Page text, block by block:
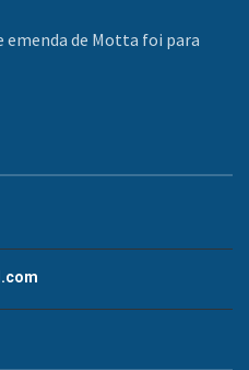
emenda de Motta foi para